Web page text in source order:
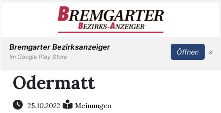
Immobilien
Inserieren Abonnieren Anmelden
Odermatt
25.10.2022 Meinungen
Bremgarter Bezirksanzeiger
Im Google Play Store
Öffnen ×